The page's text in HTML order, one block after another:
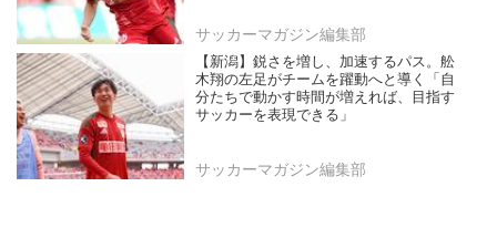
サッカーマガジン編集部
【新潟】鋭さを増し、加速するパス。舩
木翔の左足がチームを躍動へと導く「自
分たちで動かす時間が増えれば、目指す
サッカーを表現できる」
サッカーマガジン編集部